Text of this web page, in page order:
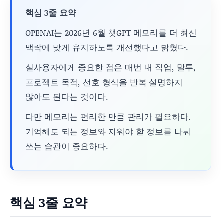
핵심 3줄 요약
OPENAI는 2026년 6월 챗GPT 메모리를 더 최신
맥락에 맞게 유지하도록 개선했다고 밝혔다.
실사용자에게 중요한 점은 매번 내 직업, 말투,
프로젝트 목적, 선호 형식을 반복 설명하지
않아도 된다는 것이다.
다만 메모리는 편리한 만큼 관리가 필요하다.
기억해도 되는 정보와 지워야 할 정보를 나눠
쓰는 습관이 중요하다.
핵심 3줄 요약